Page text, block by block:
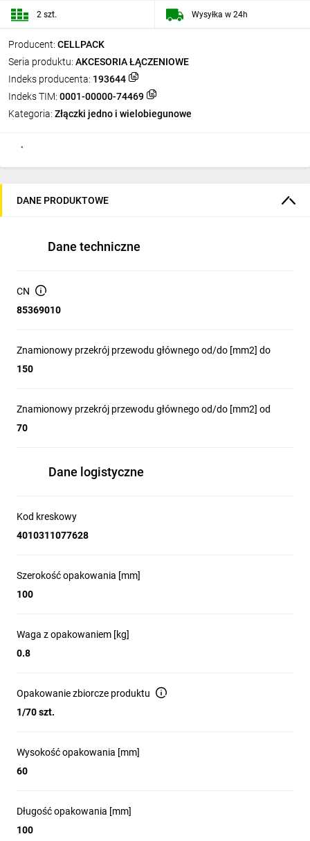
Producent: CELLPACK
Seria produktu: AKCESORIA ŁĄCZENIOWE
Indeks producenta: 193644
Indeks TIM: 0001-00000-74469
Kategoria: Złączki jedno i wielobiegunowe
2 szt. Wysyłka w 24h
DANE PRODUKTOWE
Dane techniczne
CN
85369010
Znamionowy przekrój przewodu głównego od/do [mm2] do
150
Znamionowy przekrój przewodu głównego od/do [mm2] od
70
Dane logistyczne
Kod kreskowy
4010311077628
Szerokość opakowania [mm]
100
Waga z opakowaniem [kg]
0.8
Opakowanie zbiorcze produktu
1/70 szt.
Wysokość opakowania [mm]
60
Długość opakowania [mm]
100